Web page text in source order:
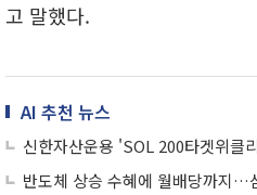
고 말했다.
AI 추천 뉴스
신한자산운용 'SOL 200타겟위클
반도체 상승 수혜에 월배당까지…